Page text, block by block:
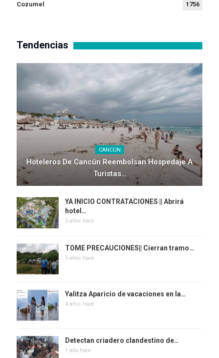
Cozumel 1756
Tendencias
CANCÚN
Hoteleros De Cancún Reembolsan Hospedaje A
Turistas…
YA INICIO CONTRATACIONES || Abrirá
hotel…
5 años hace
TOME PRECAUCIONES|| Cierran tramo…
5 años hace
Yalitza Aparicio de vacaciones en la…
4 años hace
Detectan criadero clandestino de…
1 año hace